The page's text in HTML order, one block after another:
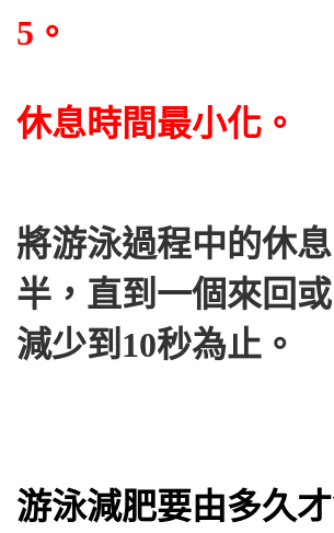
5。
休息時間最小化。
將游泳過程中的休
半，直到一個來回
減少到10秒為止。
游泳減肥要由多久